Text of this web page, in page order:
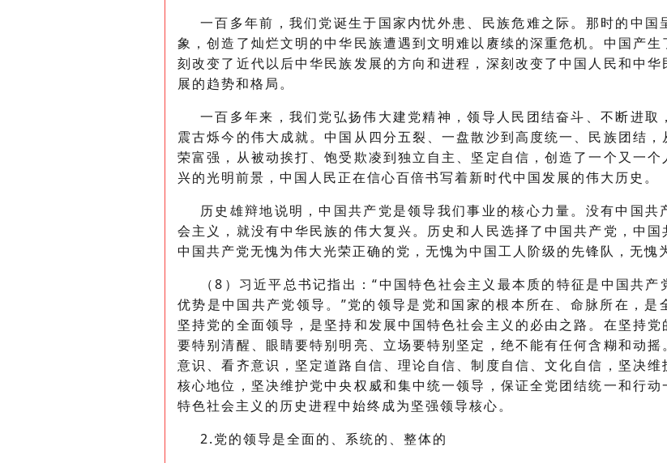
一百多年前，我们党诞生于国家内忧外患、民族危难之际。那时的中
象，创造了灿烂文明的中华民族遭遇到文明难以赓续的深重危机。中国产
刻改变了近代以后中华民族发展的方向和进程，深刻改变了中国人民和中
展的趋势和格局。
一百多年来，我们党弘扬伟大建党精神，领导人民团结奋斗、不断进取
震古烁今的伟大成就。中国从四分五裂、一盘散沙到高度统一、民族团结
荣富强，从被动挨打、饱受欺凌到独立自主、坚定自信，创造了一个又一
兴的光明前景，中国人民正在信心百倍书写着新时代中国发展的伟大历史。
历史雄辩地说明，中国共产党是领导我们事业的核心力量。没有中国
会主义，就没有中华民族的伟大复兴。历史和人民选择了中国共产党，中国
中国共产党无愧为伟大光荣正确的党，无愧为中国工人阶级的先锋队，无愧
（8）习近平总书记指出：“中国特色社会主义最本质的特征是中国共
优势是中国共产党领导。”党的领导是党和国家的根本所在、命脉所在，是
坚持党的全面领导，是坚持和发展中国特色社会主义的必由之路。在坚持
要特别清醒、眼睛要特别明亮、立场要特别坚定，绝不能有任何含糊和动
意识、看齐意识，坚定道路自信、理论自信、制度自信、文化自信，坚决
核心地位，坚决维护党中央权威和集中统一领导，保证全党团结统一和行
特色社会主义的历史进程中始终成为坚强领导核心。
2.党的领导是全面的、系统的、整体的